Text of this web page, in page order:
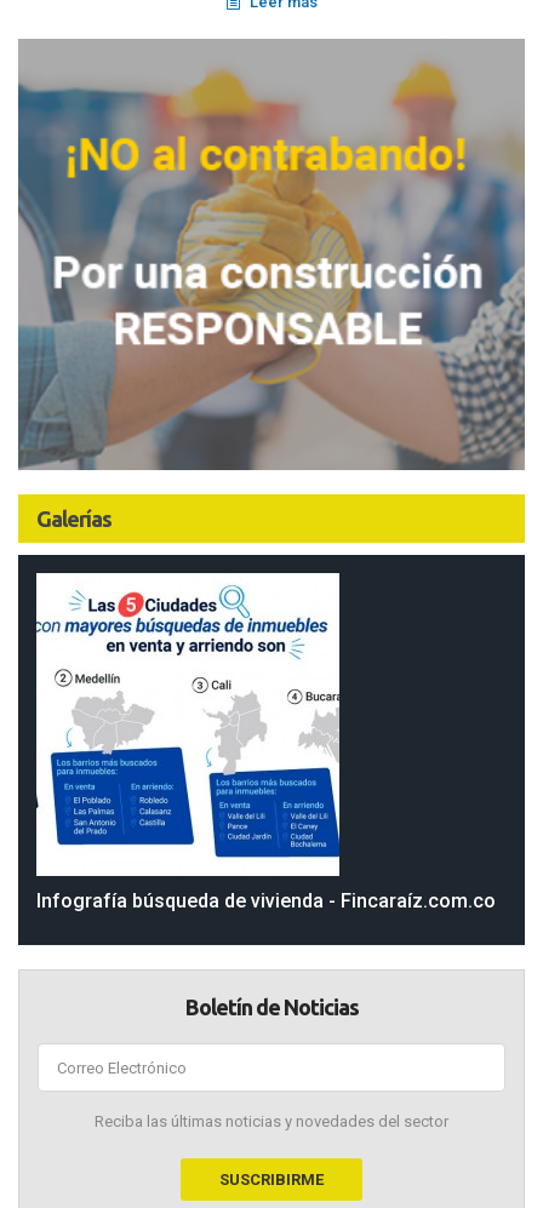
Galerías
Infografía búsqueda de vivienda - Fincaraíz.com.co
Boletín de Noticias
Reciba las últimas noticias y novedades del sector